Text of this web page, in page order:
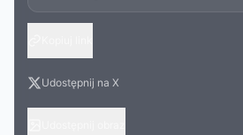
Udostępnij na X